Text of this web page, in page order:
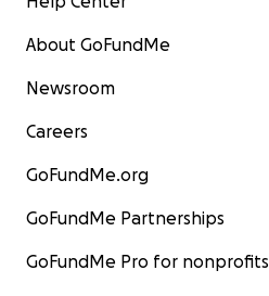
About GoFundMe
Newsroom
Careers
GoFundMe.org
GoFundMe Partnerships
GoFundMe Pro for nonprofits